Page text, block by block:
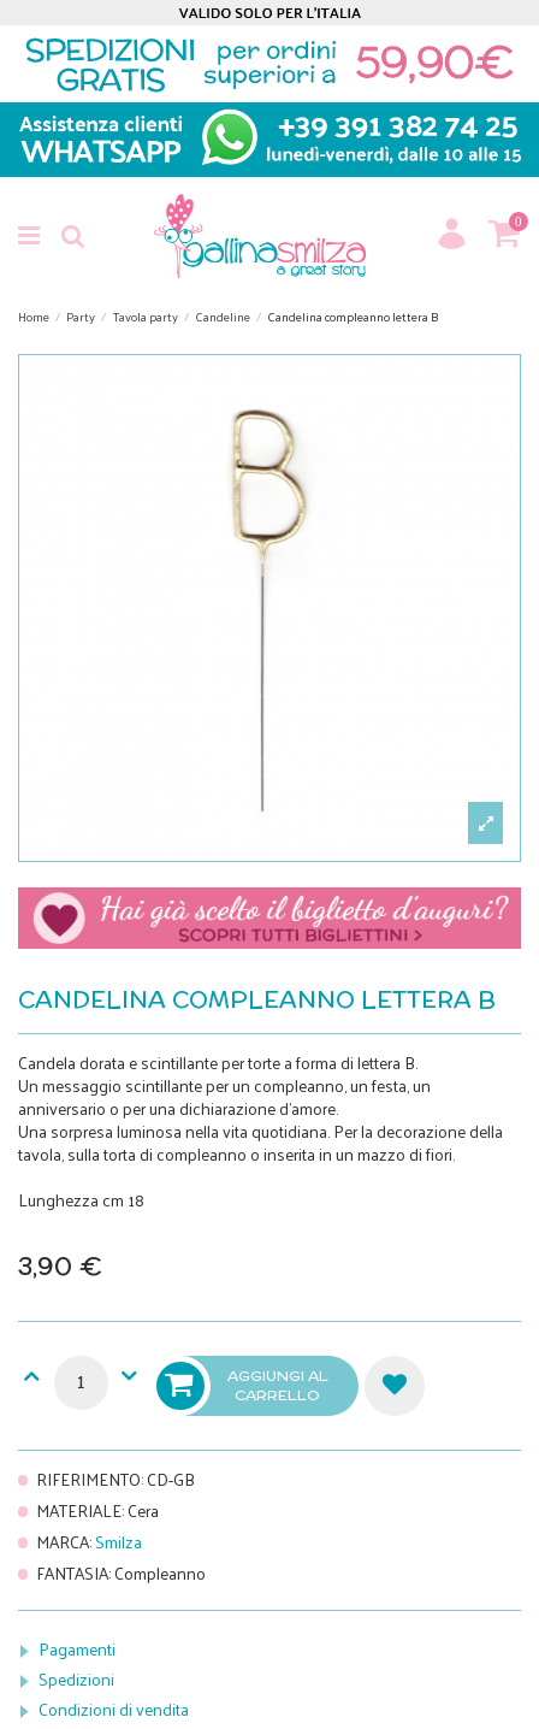
0
Home Party Tavola party Candeline Candelina compleanno lettera B
CANDELINA COMPLEANNO LETTERA B
Candela dorata e scintillante per torte a forma di lettera B.
Un messaggio scintillante per un compleanno, un festa, un
anniversario o per una dichiarazione d’amore.
Una sorpresa luminosa nella vita quotidiana. Per la decorazione della
tavola, sulla torta di compleanno o inserita in un mazzo di fiori.
Lunghezza cm 18
3,90 €
AGGIUNGI AL
CARRELLO
RIFERIMENTO:CD-GB
MATERIALE:Cera
MARCA:Smilza
FANTASIA:Compleanno
Pagamenti
Spedizioni
Condizioni di vendita